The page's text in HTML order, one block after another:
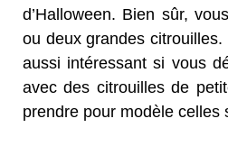
d’Halloween. Bien sûr,
ou deux grandes citrouilles.
aussi intéressant si vous
avec des citrouilles de
prendre pour modèle celles